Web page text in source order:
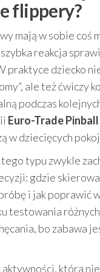
flippery?
mają w sobie coś
reakcja
praktyce dziecko
ale też ćwiczy
podczas
Euro-Trade
w dziecięcych
typu zwykle
gdzie
i jak poprawić
testowania
bo zabawa
aktywności, która